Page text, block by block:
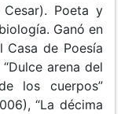
Cesar). Poeta y
Ganó en
Casa de Poesía
arena del
los cuerpos”
“La décima